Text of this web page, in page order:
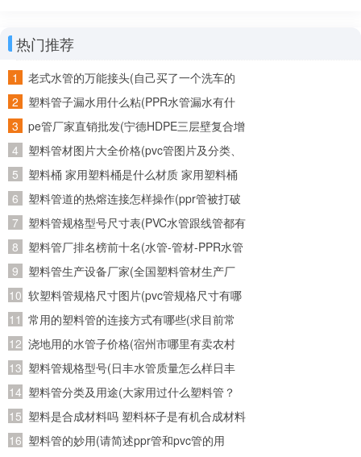
热门推荐
老式水管的万能接头(自己买了一个洗车的
管子，又从网上买了个万能连接头。接了水
龙头上老是往外漏水怎么办)
塑料管子漏水用什么粘(PPR水管漏水有什
么胶可以粘牢)
pe管厂家直销批发(宁德HDPE三层壁复合增
强管批发 诚信为本)
塑料管材图片大全价格(pvc管图片及分类、
发展趋势)
塑料桶 家用塑料桶是什么材质 家用塑料桶
是什么材质的
塑料管道的热熔连接怎样操作(ppr管被打破
用热熔重新连接后还会不会有问题)
塑料管规格型号尺寸表(PVC水管跟线管都有
哪些规格的？)
塑料管厂排名榜前十名(水管-管材-PPR水管
十大品牌榜中榜，2011年管业十大品牌？)
塑料管生产设备厂家(全国塑料管材生产厂
家有哪些知名的)
软塑料管规格尺寸图片(pvc管规格尺寸有哪
几种？主要是直径是多少？)
常用的塑料管的连接方式有哪些(求目前常
用塑料管材的接口方式以及使用范围)
浇地用的水管子价格(宿州市哪里有卖农村
使用灌溉土地的水管，质量如何？大概多少
钱一米？请知道的朋友能告诉我..急急
急、、、)
塑料管规格型号(日丰水管质量怎么样日丰
水管哪个颜色日丰水管多少钱一米)
塑料管分类及用途(大家用过什么塑料管？
PE的？PVC的？PPR的？)
塑料是合成材料吗 塑料杯子是有机合成材料
制成的么
塑料管的妙用(请简述ppr管和pvc管的用